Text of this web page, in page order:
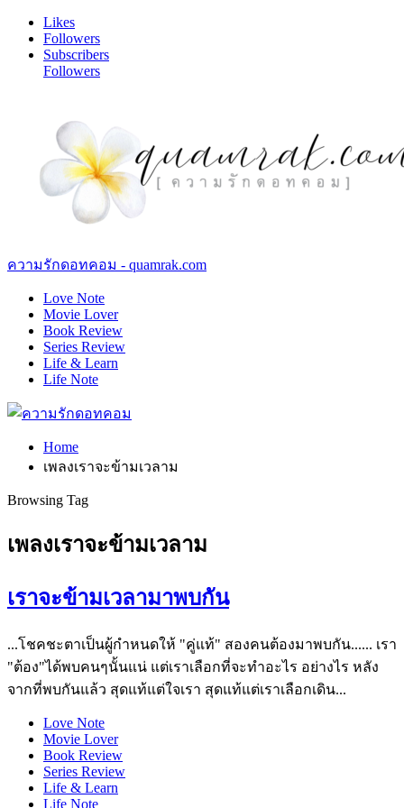
Likes
Followers
Subscribers
Followers
ความรักดอทคอม - quamrak.com
Love Note
Movie Lover
Book Review
Series Review
Life & Learn
Life Note
Home
เพลงเราจะข้ามเวลาม
Browsing Tag
เพลงเราจะข้ามเวลาม
เราจะข้ามเวลามาพบกัน
...โชคชะตาเป็นผู้กำหนดให้ "คู่แท้" สองคนต้องมาพบกัน...... เรา
"ต้อง"ได้พบคนๆนั้นแน่ แต่เราเลือกที่จะทำอะไร อย่างไร หลัง
จากที่พบกันแล้ว สุดแท้แต่ใจเรา สุดแท้แต่เราเลือกเดิน...
Love Note
Movie Lover
Book Review
Series Review
Life & Learn
Life Note